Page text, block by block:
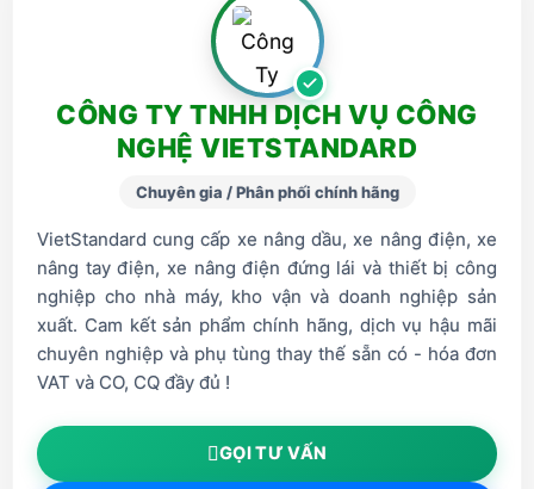
CÔNG TY TNHH DỊCH VỤ CÔNG
NGHỆ VIETSTANDARD
Chuyên gia / Phân phối chính hãng
VietStandard cung cấp xe nâng dầu, xe nâng điện, xe
nâng tay điện, xe nâng điện đứng lái và thiết bị công
nghiệp cho nhà máy, kho vận và doanh nghiệp sản
xuất. Cam kết sản phẩm chính hãng, dịch vụ hậu mãi
chuyên nghiệp và phụ tùng thay thế sẵn có - hóa đơn
VAT và CO, CQ đầy đủ !
GỌI TƯ VẤN